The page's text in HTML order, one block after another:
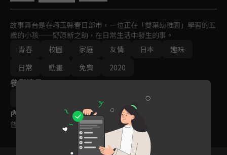
故事舞台是在埼玉縣春日部市，一位正在「雙葉幼稚園」學習的五
歲的小孩──野原新之助，在日常生活中發生的事。
青春
校園 家庭 友情 日本
趣味
日常
動畫 免費 2020
參與演員
內容標籤
普遍級